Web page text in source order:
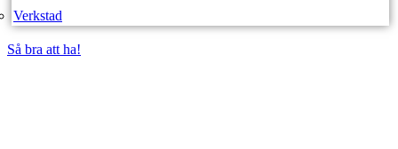
Verkstad
Så bra att ha!